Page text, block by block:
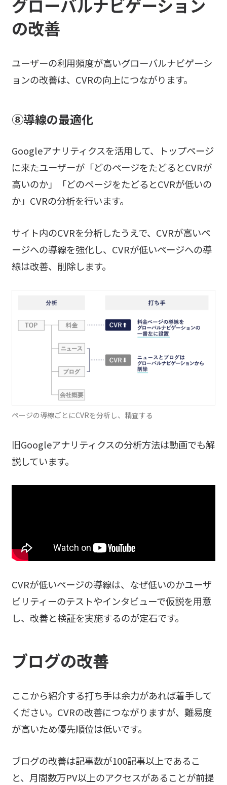
グローバルナビゲーション
の改善
ユーザーの利用頻度が高いグローバルナビゲーシ
ョンの改善は、CVRの向上につながります。
⑧導線の最適化
Googleアナリティクスを活用して、トップページ
に来たユーザーが「どのページをたどるとCVRが
高いのか」「どのページをたどるとCVRが低いの
か」CVRの分析を行います。
サイト内のCVRを分析したうえで、CVRが高いペ
ージへの導線を強化し、CVRが低いページへの導
線は改善、削除します。
ページの導線ごとにCVRを分析し、精査する
旧Googleアナリティクスの分析方法は動画でも解
説しています。
CVRが低いページの導線は、なぜ低いのかユーザ
ビリティーのテストやインタビューで仮説を用意
し、改善と検証を実施するのが定石です。
ブログの改善
ここから紹介する打ち手は余力があれば着手して
ください。CVRの改善につながりますが、難易度
が高いため優先順位は低いです。
ブログの改善は記事数が100記事以上であるこ
と、月間数万PV以上のアクセスがあることが前提